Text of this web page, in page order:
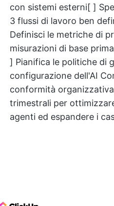
con sistemi esterni[ ]
3 flussi di lavoro ben
Definisci le metriche di
misurazioni di base
] Pianifica le politiche di
configurazione dell'AI
conformità
trimestrali per
agenti ed espandere i